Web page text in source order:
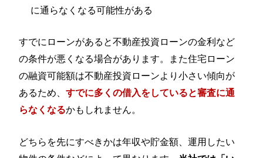
に通らなくなる可能性がある
すでにローンがあると不動産投資ローンの金利など
の条件が悪くなる場合があります。また住宅ローン
の融資可能額は不動産投資ローンより小さい傾向が
あるため、すでに多くの借入をしていると審査に通
らなくなるかもしれません。
どちらを先にすべきかは年収や貯金額、運用したい